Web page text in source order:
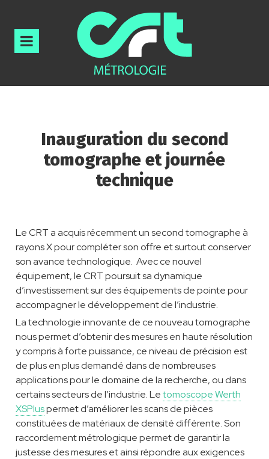
Inauguration du second
tomographe et journée
technique
Le CRT a acquis récemment un second tomographe à
rayons X pour compléter son offre et surtout conserver
son avance technologique. Avec ce nouvel
équipement, le CRT poursuit sa dynamique
d’investissement sur des équipements de pointe pour
accompagner le développement de l’industrie.
La technologie innovante de ce nouveau tomographe
nous permet d’obtenir des mesures en haute résolution
y compris à forte puissance, ce niveau de précision est
de plus en plus demandé dans de nombreuses
applications pour le domaine de la recherche, ou dans
certains secteurs de l’industrie. Letomoscope Werth
XSPluspermet d’améliorer les scans de pièces
constituées de matériaux de densité différente. Son
raccordement métrologique permet de garantir la
justesse des mesures et ainsi répondre aux exigences